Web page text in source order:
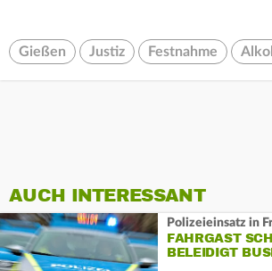
Gießen Justiz Festnahme
AUCH INTERESSANT
Polizeieinsatz in
FAHRGAST
BELEIDIGT